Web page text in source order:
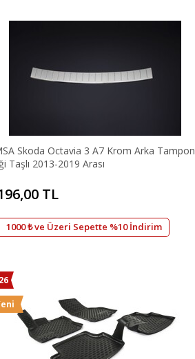
Skoda Octavia 3 A7 Krom Arka Tampon
Taşlı 2013-2019 Arası
TL
1000 ₺ ve Üzeri Sepette %10 İndirim